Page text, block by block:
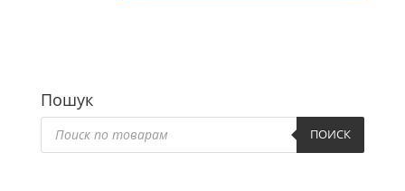
Пошук
Пошук
товарів ПОИСК